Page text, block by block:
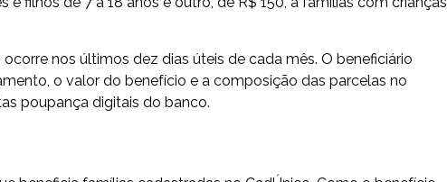
nos últimos dez dias úteis de cada mês. O beneficiário
o valor do benefício e a composição das parcelas no
poupança digitais do banco.